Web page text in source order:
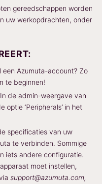
gereedschappen worden
uw werkopdrachten, onder
een Azumuta-account? Zo
te beginnen!
In de admin-weergave van
‘Peripherals’ in het
specificaties van uw
te verbinden. Sommige
iets andere configuratie.
moet instellen,
support@azumuta.com,